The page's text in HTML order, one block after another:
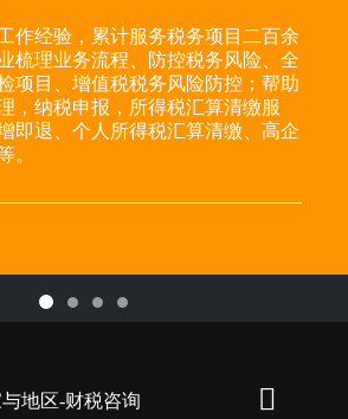
作经验，累计服务税务项目二百余
梳理业务流程、防控税务风险、全
项目、增值税税务风险防控；帮助
，纳税申报，所得税汇算清缴服
即退、个人所得税汇算清缴、高企
。
地区-财税咨询